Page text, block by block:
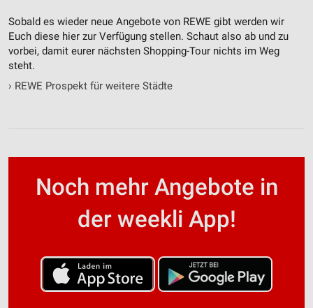
Sobald es wieder neue Angebote von REWE gibt werden wir
Euch diese hier zur Verfügung stellen. Schaut also ab und zu
vorbei, damit eurer nächsten Shopping-Tour nichts im Weg
steht.
› REWE Prospekt für weitere Städte
Noch mehr Angebote in
der weekli App!